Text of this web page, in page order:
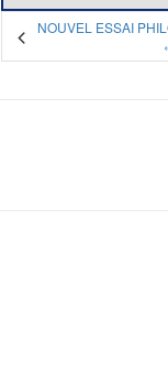
NOUVEL ESSAI